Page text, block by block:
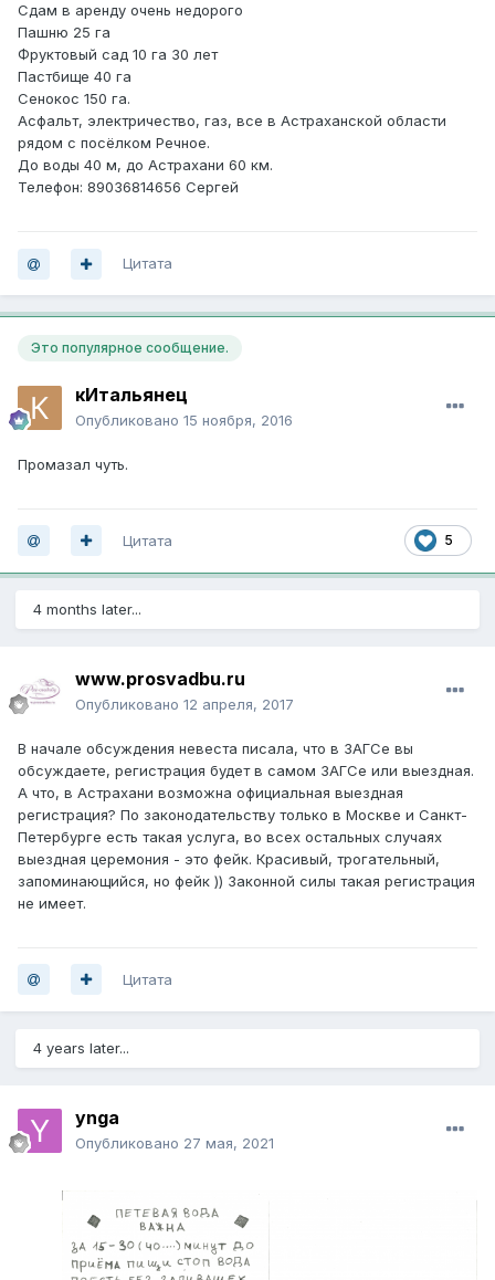
Сдам в аренду очень недорого
Пашню 25 га
Фруктовый сад 10 га 30 лет
Пастбище 40 га
Сенокос 150 га.
Асфальт, электричество, газ, все в Астраханской области
рядом с посёлком Речное.
До воды 40 м, до Астрахани 60 км.
Телефон: 89036814656 Сергей
Цитата
Это популярное сообщение.
кИтальянец
Опубликовано 15 ноября, 2016
Промазал чуть.
5
Цитата
4 months later...
www.prosvadbu.ru
Опубликовано 12 апреля, 2017
В начале обсуждения невеста писала, что в ЗАГСе вы
обсуждаете, регистрация будет в самом ЗАГСе или выездная.
А что, в Астрахани возможна официальная выездная
регистрация? По законодательству только в Москве и Санкт-
Петербурге есть такая услуга, во всех остальных случаях
выездная церемония - это фейк. Красивый, трогательный,
запоминающийся, но фейк )) Законной силы такая регистрация
не имеет.
Цитата
4 years later...
ynga
Опубликовано 27 мая, 2021